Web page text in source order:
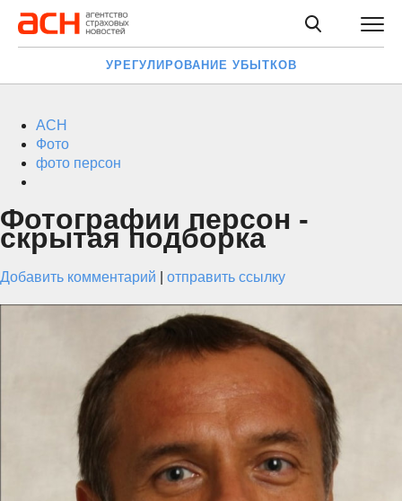
УРЕГУЛИРОВАНИЕ УБЫТКОВ
АСН
Фото
фото персон
Фотографии персон -
скрытая подборка
Добавить комментарий отправить ссылку